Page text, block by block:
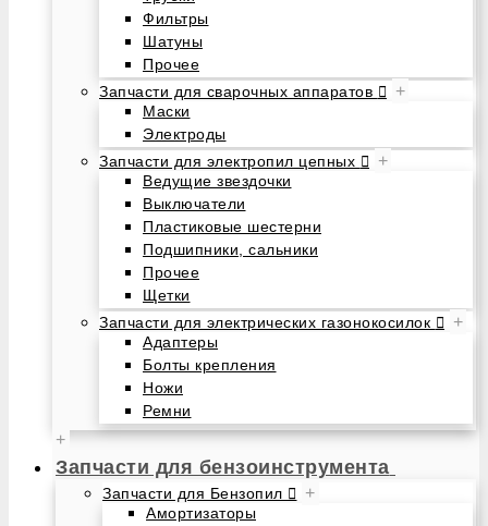
Фильтры
Шатуны
Прочее
Запчасти для сварочных аппаратов
+
Маски
Электроды
Запчасти для электропил цепных
+
Ведущие звездочки
Выключатели
Пластиковые шестерни
Подшипники, сальники
Прочее
Щетки
Запчасти для электрических газонокосилок
+
Адаптеры
Болты крепления
Ножи
Ремни
+
Запчасти для бензоинструмента
Запчасти для Бензопил +
Амортизаторы